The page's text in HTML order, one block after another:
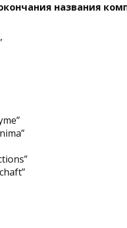
названия